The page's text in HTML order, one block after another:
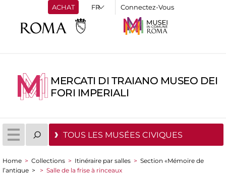
ACHAT Connectez-Vous
MERCATI DI TRAIANO MUSEO DEI
FORI IMPERIALI
TOUS LES MUSÉES CIVIQUES
Home > Collections > Itinéraire par salles > Section «Mémoire de
l’antique > > Salle de la frise à rinceaux